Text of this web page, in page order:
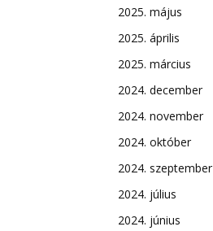
2025. május
2025. április
2025. március
2024. december
2024. november
2024. október
2024. szeptember
2024. július
2024. június